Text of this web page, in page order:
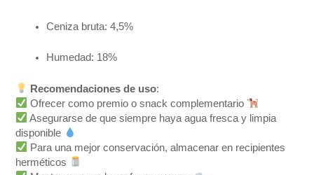
Ceniza bruta: 4,5%
Humedad: 18%
Recomendaciones de uso:
Ofrecer como premio o snack complementario
Asegurarse de que siempre haya agua fresca y limpia
disponible
Para una mejor conservación, almacenar en recipientes
herméticos